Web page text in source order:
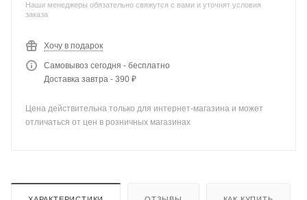
Наши менеджеры обязательно свяжутся с вами и уточнят условия
заказа
Хочу в подарок
Самовывоз сегодня - бесплатно
Доставка завтра - 390 ₽
Цена действительна только для интернет-магазина и может
отличаться от цен в розничных магазинах